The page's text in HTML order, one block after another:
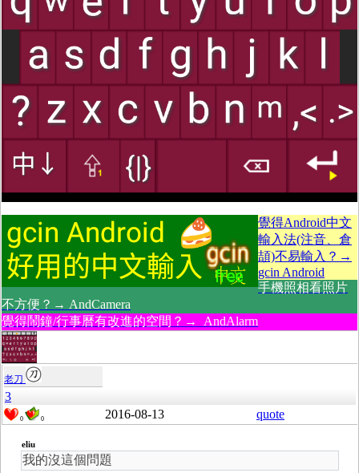
覺得Android中文
輸入法(注音、倉
頡)不易輸入？→
gcin Android
手機照相看照片
不方便？→ AndCamera
覺得鬧鐘/行事曆有改進的空間？→ AndAlarm
老刀
3
0 0 2016-08-13 quote
eliu
我的沒這個問題